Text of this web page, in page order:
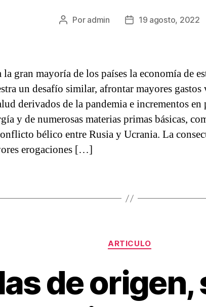
Autor
Por admin
Fecha19 agosto, 2022
la gran mayoría de los países la economía de
un desafío similar, afrontar mayores
derivados de la pandemia e incrementos en
y de numerosas materias primas básicas,
bélico entre Rusia y Ucrania. La
erogaciones […]
Categorías
ARTICULO
de